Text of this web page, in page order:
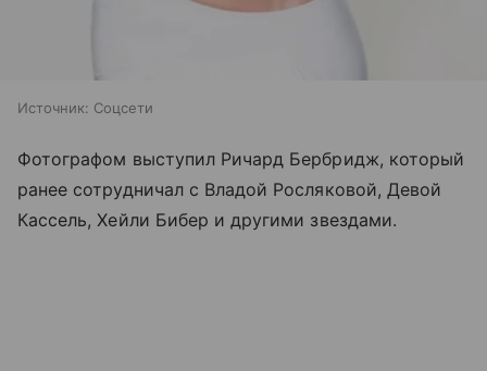
Источник: Соцсети
Фотографом выступил Ричард Бербридж, который
ранее сотрудничал с Владой Росляковой, Девой
Кассель, Хейли Бибер и другими звездами.